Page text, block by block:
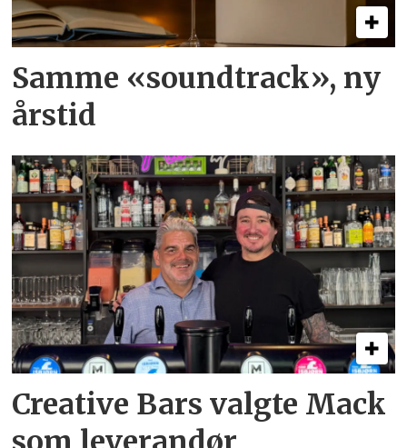
Samme «soundtrack», ny
årstid
Creative Bars valgte Mack